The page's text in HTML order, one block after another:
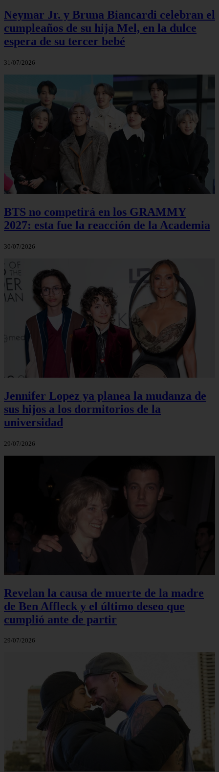
Neymar Jr. y Bruna Biancardi celebran el
cumpleaños de su hija Mel, en la dulce
espera de su tercer bebé
31/07/2026
BTS no competirá en los GRAMMY
2027: esta fue la reacción de la Academia
30/07/2026
Jennifer Lopez ya planea la mudanza de
sus hijos a los dormitorios de la
universidad
29/07/2026
Revelan la causa de muerte de la madre
de Ben Affleck y el último deseo que
cumplió ante de partir
29/07/2026